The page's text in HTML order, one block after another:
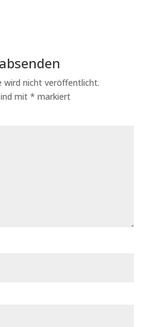
wird nicht veröffentlicht.
mit * markiert